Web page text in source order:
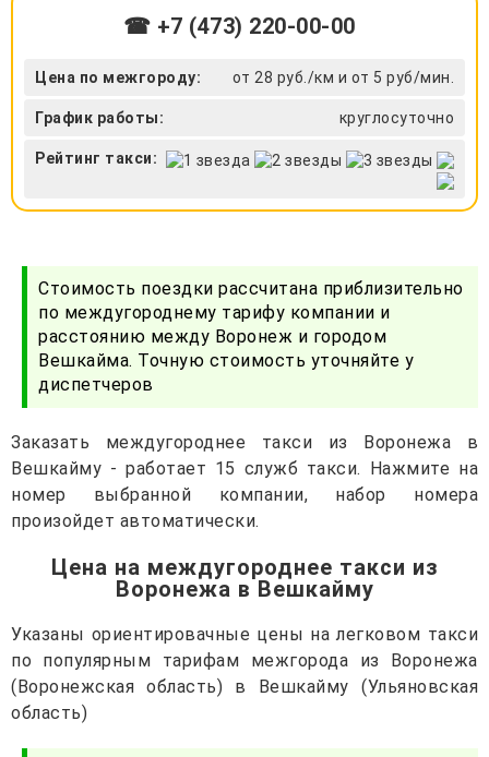
☎ +7 (473) 220-00-00
Цена по межгороду: от 28 руб./км и от 5 руб/мин.
График работы: круглосуточно
Рейтинг такси:
Стоимость поездки рассчитана приблизительно
по междугороднему тарифу компании и
расстоянию между Воронеж и городом
Вешкайма. Точную стоимость уточняйте у
диспетчеров
Заказать междугороднее такси из Воронежа в
Вешкайму - работает 15 служб такси. Нажмите на
номер выбранной компании, набор номера
произойдет автоматически.
Цена на междугороднее такси из
Воронежа в Вешкайму
Указаны ориентировачные цены на легковом такси
по популярным тарифам межгорода из Воронежа
(Воронежская область) в Вешкайму (Ульяновская
область)